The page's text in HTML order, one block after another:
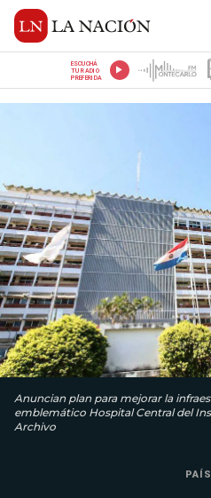
ESCUCHÁ
TU RADIO
PREFERIDA
Anuncian plan para mejorar la
emblemático Hospital Central del
Archivo
PAÍS